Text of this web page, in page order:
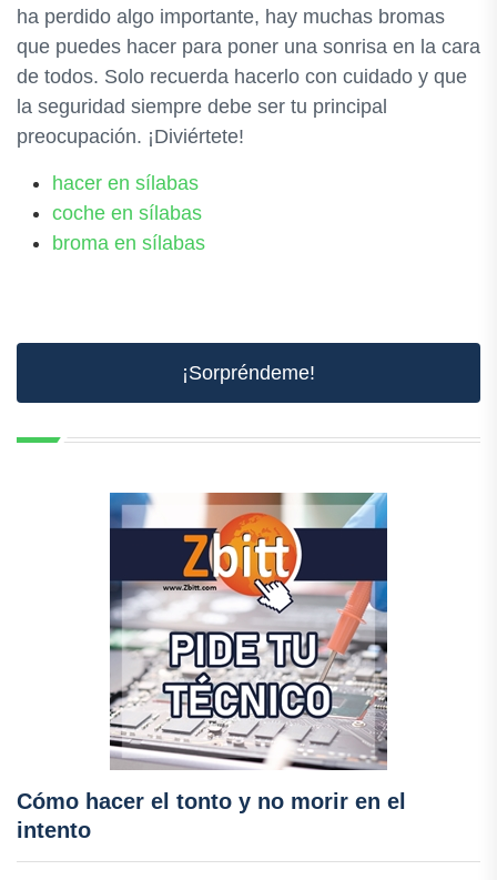
ha perdido algo importante, hay muchas bromas
que puedes hacer para poner una sonrisa en la cara
de todos. Solo recuerda hacerlo con cuidado y que
la seguridad siempre debe ser tu principal
preocupación. ¡Diviértete!
hacer en sílabas
coche en sílabas
broma en sílabas
¡Sorpréndeme!
Cómo hacer el tonto y no morir en el
intento